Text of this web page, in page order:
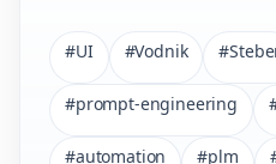
#UI #Vodnik #
#prompt-engineering
#automation #plm